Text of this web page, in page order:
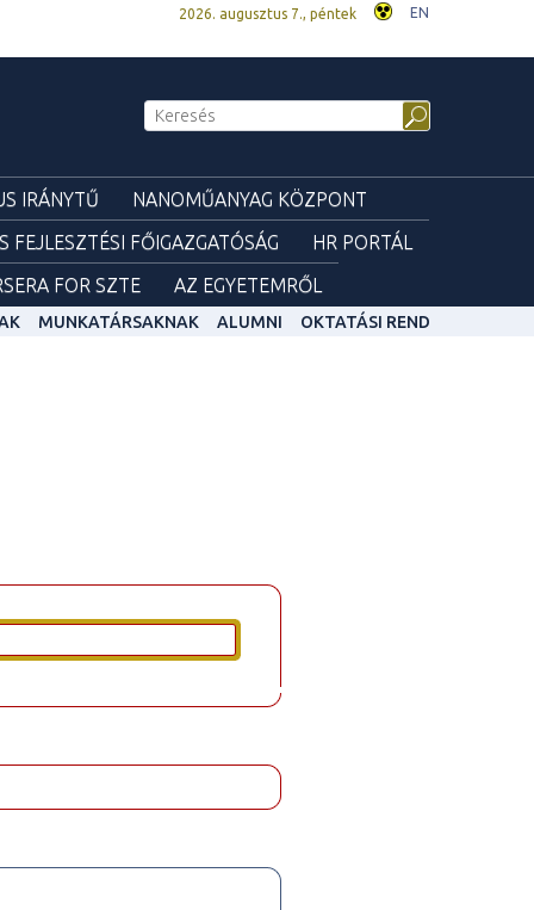
2026. augusztus 7., péntek EN
IRÁNYTŰ
NANOMŰANYAG KÖZPONT
FEJLESZTÉSI FŐIGAZGATÓSÁG
HR PORTÁL
FOR SZTE AZ EGYETEMRŐL
MUNKATÁRSAKNAK ALUMNI OKTATÁSI REND